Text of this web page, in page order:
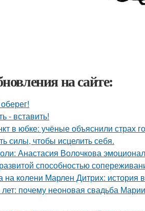
на сайте:
- вставить!
в юбке: учёные объяснили страх
силы, чтобы исцелить себя.
Анастасия Волочкова
способностью
колени Марлен Дитрих: история
почему неоновая свадьба